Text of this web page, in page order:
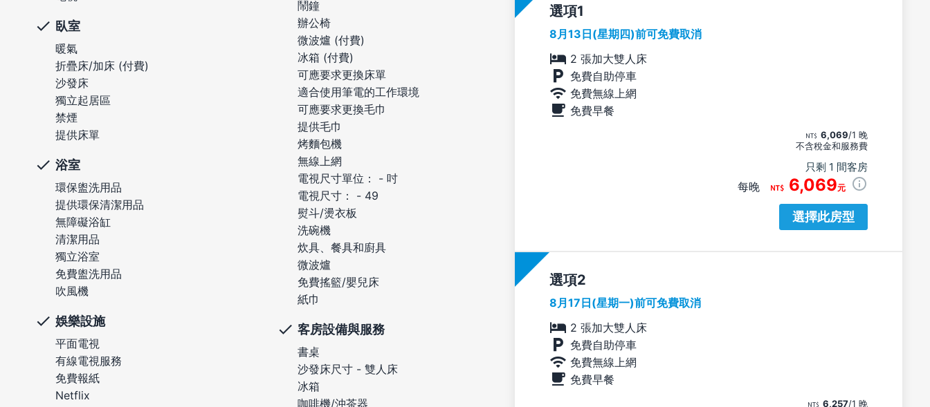
選項
8月13日(星期四)前可免費取消
2 張加大雙人床
免費自助停車
免費無線上網
免費早餐
6,069/1 晚
不含稅金和服務費
只剩 1 間客房
每晚 6,069元
選擇此房型
選項
8月17日(星期一)前可免費取消
2 張加大雙人床
免費自助停車
免費無線上網
免費早餐
6,257/1 晚
臥室
暖氣
折疊床/加床 (付費)
沙發床
獨立起居區
禁煙
提供床單
浴室
環保盥洗用品
提供環保清潔用品
無障礙浴缸
清潔用品
獨立浴室
免費盥洗用品
吹風機
娛樂設施
平面電視
有線電視服務
免費報紙
Netflix
鬧鐘
辦公椅
微波爐 (付費)
冰箱 (付費)
可應要求更換床單
適合使用筆電的工作環境
可應要求更換毛巾
提供毛巾
烤麵包機
無線上網
電視尺寸單位： - 吋
電視尺寸： - 49
熨斗/燙衣板
洗碗機
炊具、餐具和廚具
微波爐
免費搖籃/嬰兒床
紙巾
客房設備與服務
書桌
沙發床尺寸 - 雙人床
冰箱
咖啡機/沖茶器